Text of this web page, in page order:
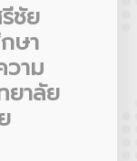
ชัย
ษา
วาม
ยาลัย